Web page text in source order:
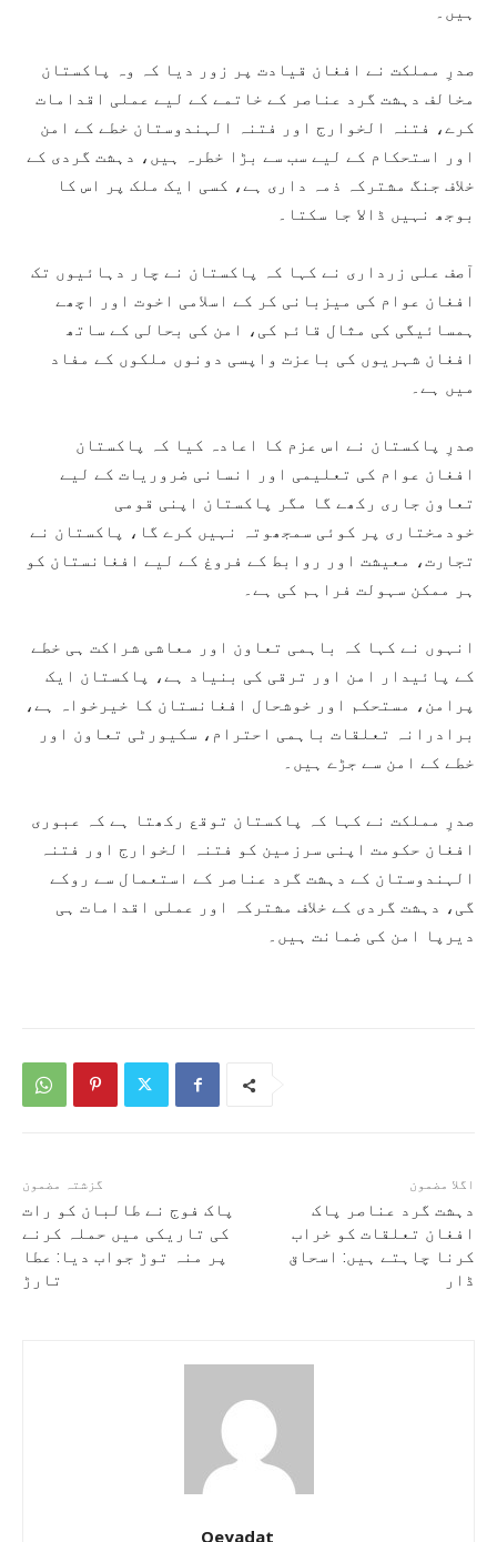
ہیں۔
صدرِ مملکت نے افغان قیادت پر زور دیا کہ وہ پاکستان
مخالف دہشت گرد عناصر کے خاتمے کے لیے عملی اقدامات
کرے، فتنہ الخوارج اور فتنہ الہندوستان خطے کے امن
اور استحکام کے لیے سب سے بڑا خطرہ ہیں، دہشت گردی کے
خلاف جنگ مشترکہ ذمہ داری ہے، کسی ایک ملک پر اس کا
بوجھ نہیں ڈالا جا سکتا۔
آصف علی زرداری نے کہا کہ پاکستان نے چار دہائیوں تک
افغان عوام کی میزبانی کر کے اسلامی اخوت اور اچھے
ہمسائیگی کی مثال قائم کی، امن کی بحالی کے ساتھ
افغان شہریوں کی باعزت واپسی دونوں ملکوں کے مفاد
میں ہے۔
صدرِ پاکستان نے اس عزم کا اعادہ کیا کہ پاکستان
افغان عوام کی تعلیمی اور انسانی ضروریات کے لیے
تعاون جاری رکھے گا مگر پاکستان اپنی قومی
خودمختاری پر کوئی سمجھوتہ نہیں کرے گا، پاکستان نے
تجارت، معیشت اور روابط کے فروغ کے لیے افغانستان کو
ہر ممکن سہولت فراہم کی ہے۔
انہوں نے کہا کہ باہمی تعاون اور معاشی شراکت ہی خطے
کے پائیدار امن اور ترقی کی بنیاد ہے، پاکستان ایک
پرامن، مستحکم اور خوشحال افغانستان کا خیرخواہ ہے،
برادرانہ تعلقات باہمی احترام، سکیورٹی تعاون اور
خطے کے امن سے جڑے ہیں۔
صدرِ مملکت نے کہا کہ پاکستان توقع رکھتا ہے کہ عبوری
افغان حکومت اپنی سرزمین کو فتنہ الخوارج اور فتنہ
الہندوستان کے دہشت گرد عناصر کے استعمال سے روکے
گی، دہشت گردی کے خلاف مشترکہ اور عملی اقدامات ہی
دیرپا امن کی ضمانت ہیں۔
گزشتہ مضمون
پاک فوج نے طالبان کو رات
کی تاریکی میں حملہ کرنے
پر منہ توڑ جواب دیا: عطا
تارڑ
اگلا مضمون
دہشت گرد عناصر پاک
افغان تعلقات کو خراب
کرنا چاہتے ہیں: اسحاق
ڈار
Qeyadat